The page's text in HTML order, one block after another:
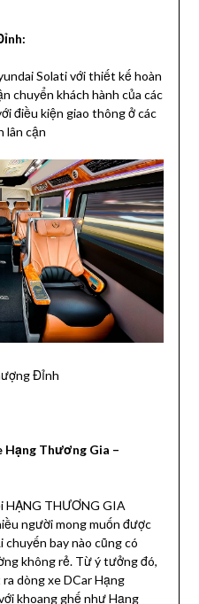
Solati với thiết kế hoàn
chuyển khách hành của các
điều kiện giao thông ở các
lân cận
Đỉnh
Hạng Thương Gia –
HẠNG THƯƠNG GIA
người mong muốn được
bay nào cũng có
không rẻ. Từ ý tưởng đó,
dòng xe DCar Hạng
khoang ghế như Hạng